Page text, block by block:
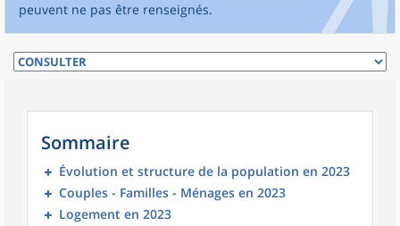
peuvent ne pas être renseignés.
Sommaire
Évolution et structure de la population en 2023
Couples - Familles - Ménages en 2023
Logement en 2023